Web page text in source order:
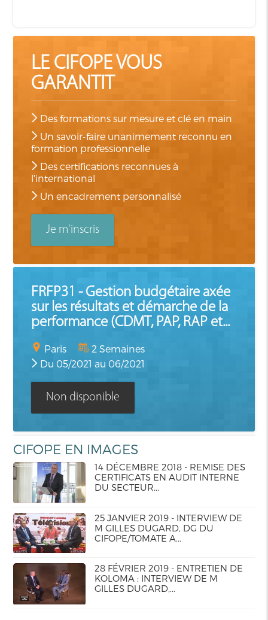
LE CIFOPE VOUS
GARANTIT
Des formations sur mesure et clé en main
Un savoir-faire unanimement reconnu en
formation professionnelle
Des certifications reconnues à
l'international
Un encadrement personnalisé
Je m'inscris
FRFP31 - Gestion budgétaire axée
sur les résultats et démarche de la
performance (CDMT, PAP, RAP et...
Paris
2 Semaines
Du 05/2021 au 06/2021
Non disponible
CIFOPE EN IMAGES
14 DÉCEMBRE 2018 - REMISE DES
CERTIFICATS EN AUDIT INTERNE
DU SECTEUR...
25 JANVIER 2019 - INTERVIEW DE
M GILLES DUGARD, DG DU
CIFOPE/TOMATE A...
28 FÉVRIER 2019 - ENTRETIEN DE
KOLOMA : INTERVIEW DE M
GILLES DUGARD,...